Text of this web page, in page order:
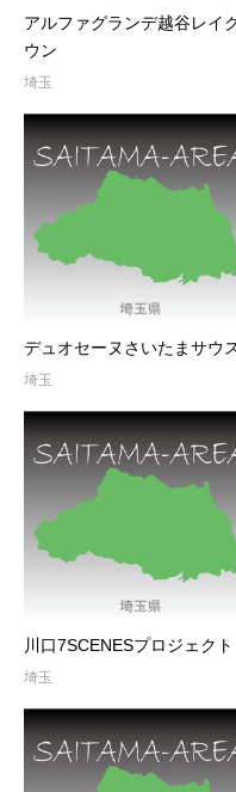
アルファグランデ越谷レイ
ウン
埼玉
デュオセーヌさいたまサウ
埼玉
川口7SCENESプロジェクト
埼玉